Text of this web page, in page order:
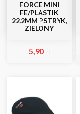
FORCE MINI
FE/PLASTIK
22,2MM PSTRYK,
ZIELONY
5,90